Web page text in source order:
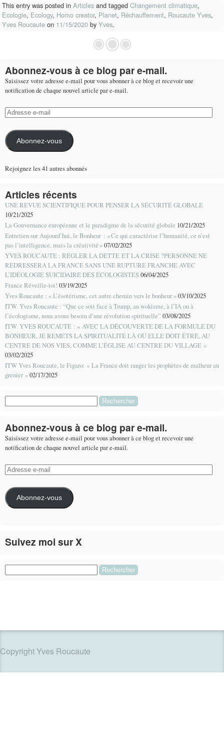
This entry was posted in Articles and tagged Changement climatique,
Ecologie, Ecology, Homo creator, Planet, Réchauffement, Roucaute Yves,
Yves Roucaute on 11/15/2020 by Yves.
Abonnez-vous à ce blog par e-mail.
Saisissez votre adresse e-mail pour vous abonner à ce blog et recevoir une
notification de chaque nouvel article par e-mail.
Adresse
mail
Abonnez-vous
Rejoignez les 41 autres abonnés
Articles récents
UNE REVUE SCIENTIFIQUE POUR PENSER LA SÉCURITÉ GLOBALE
10/21/2025
La Gouvernance européenne et le paradigme de la sécurité globale 10/21/2025
Entretien sur Aujourd’hui, le Bonheur : « Ce qui caractérise l’humanité, ce n’est
pas l’intelligence, mais la créativité »07/02/2025
YVES ROUCAUTE : REGLER LA DETTE ET LA CRISE ?PERSONNE NE
REDRESSERA LA FRANCE SANS UNE RUPTURE FRANCHE AVEC
L’IDÉOLOGIE SUICIDAIRE DES ÉCOLOGISTES06/04/2025
France Réveille-toi! 03/19/2025
Yves Roucaute : « L’ésotérisme, cet autre chemin vers le bonheur »03/10/2025
ITW. Yves Roucaute : “Que ce soit face à Trump, au wokisme, à l’IA ou à
l’écologisme, nous avons besoin d’une révolution spirituelle” 03/08/2025
ITW. YVES ROUCAUTE : « AVEC LA DÉCOUVERTE DE LA FORMULE DU
BONHEUR, JE REMETS LA SPIRITUALITÉ LÀ OÙ ELLE DOIT ÊTRE, AU
CENTRE DE NOS VIES, COMME L’ÉGLISE AU CENTRE DU VILLAGE »
03/02/2025
ITW Yves Roucaute, le Figaro: « La France doit ranger les prophètes de malheur au
grenier »02/17/2025
Abonnez-vous à ce blog par e-mail.
Saisissez votre adresse e-mail pour vous abonner à ce blog et recevoir une
notification de chaque nouvel article par e-mail.
Adresse
e-
mail
Abonnez-vous
Suivez moi sur X
Copyright Yves Roucaute